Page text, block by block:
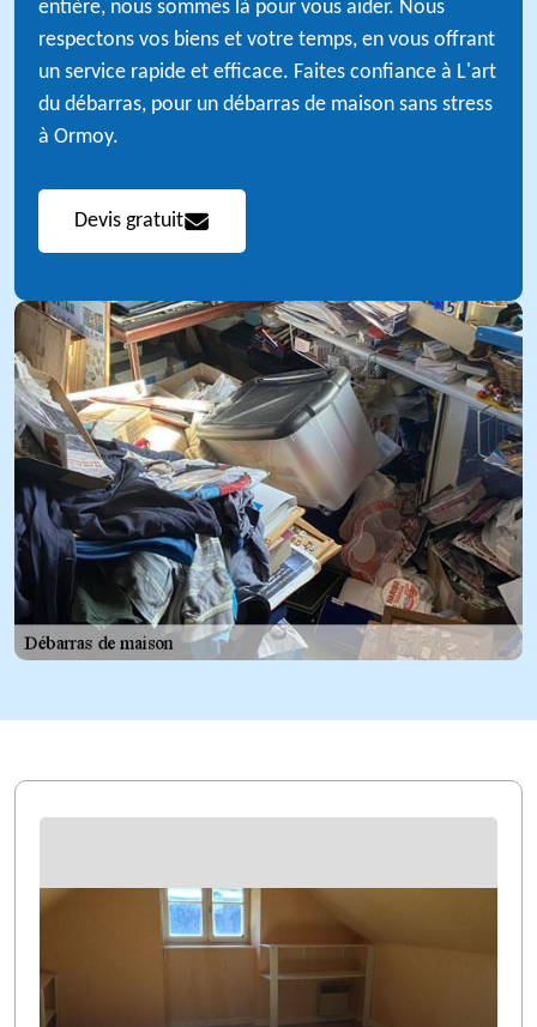
entière, nous sommes là pour vous aider. Nous
respectons vos biens et votre temps, en vous offrant
un service rapide et efficace. Faites confiance à L'art
du débarras, pour un débarras de maison sans stress
à Ormoy.
Devis gratuit